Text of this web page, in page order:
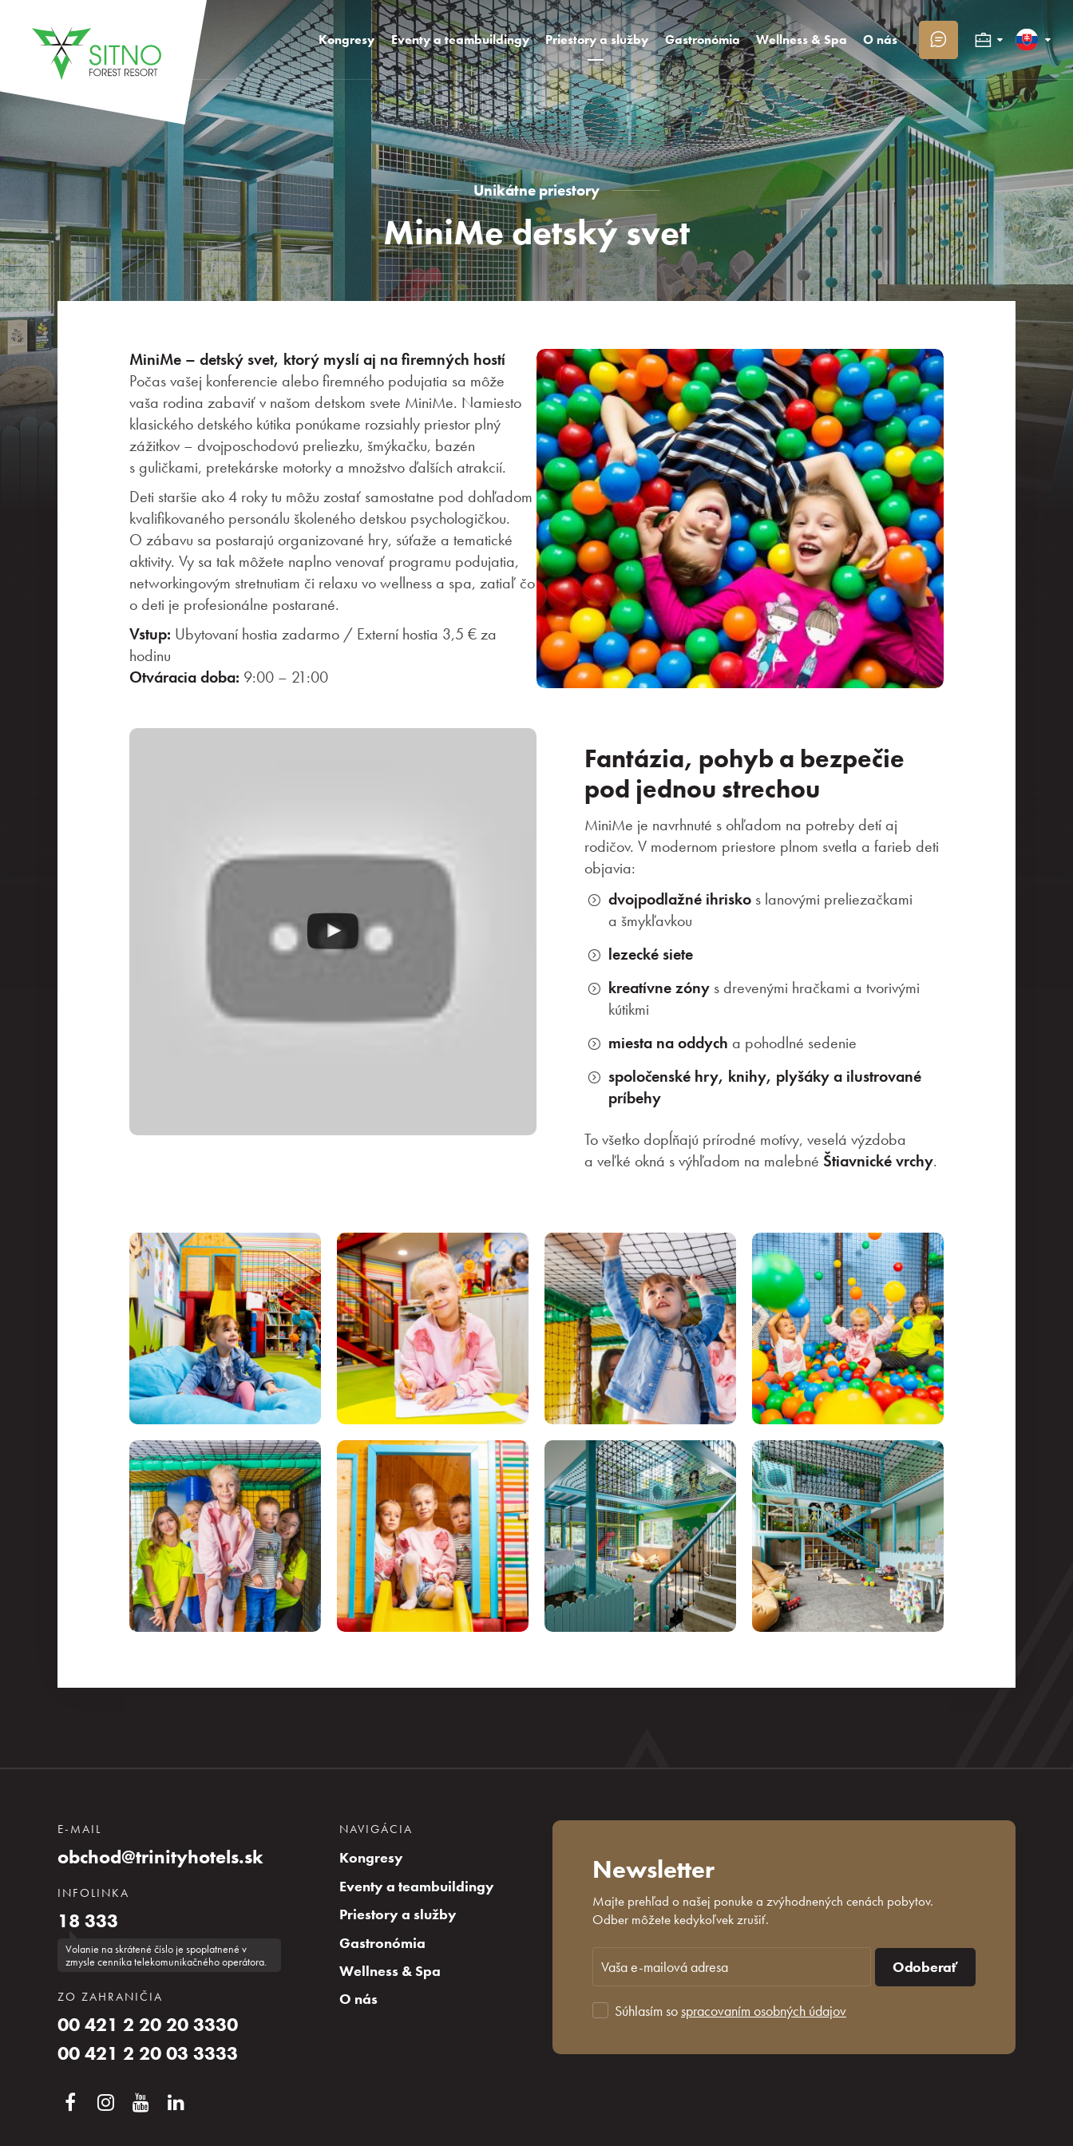
Kongresy Eventy a teambuildingy Priestory a služby
Izby
Vybavenie hotela
Unikátne priestory
Areál hotela
Virtuálna prehliadka
Gastronómia
Á la Carte reštaurácia
Promenade reštaurácia
Wine, Coffee & Tea
Lounge
Bowling night bar
Wellness & Spa
Bazénový a saunový svet
Masáže
O nás
Kontakt
O Trinity
Trinity klub
Kariéra
Fotogaléria
Kongresy a firmy
Rodiny s deťmi
Slovenčina
English
Unikátne priestory
MiniMe detský svet
MiniMe – detský svet, ktorý myslí aj na firemných hostí
Počas vašej konferencie alebo firemného podujatia sa môže
vaša rodina zabaviť v našom detskom svete MiniMe. Namiesto
klasického detského kútika ponúkame rozsiahly priestor plný
zážitkov – dvojposchodovú preliezku, šmýkačku, bazén
s guličkami, pretekárske motorky a množstvo ďalších atrakcií.
Deti staršie ako 4 roky tu môžu zostať samostatne pod dohľadom
kvalifikovaného personálu školeného detskou psychologičkou.
O zábavu sa postarajú organizované hry, súťaže a tematické
aktivity. Vy sa tak môžete naplno venovať programu podujatia,
networkingovým stretnutiam či relaxu vo wellness a spa, zatiaľ čo
o deti je profesionálne postarané.
Vstup: Ubytovaní hostia zadarmo / Externí hostia 3,5 € za
hodinu
Otváracia doba: 9:00 – 21:00
Fantázia, pohyb a bezpečie
pod jednou strechou
MiniMe je navrhnuté s ohľadom na potreby detí aj
rodičov. V modernom priestore plnom svetla a farieb deti
objavia:
dvojpodlažné ihrisko s lanovými preliezačkami
a šmykľavkou
lezecké siete
kreatívne zóny s drevenými hračkami a tvorivými
kútikmi
miesta na oddych a pohodlné sedenie
spoločenské hry, knihy, plyšáky a ilustrované
príbehy
To všetko dopĺňajú prírodné motívy, veselá výzdoba
a veľké okná s výhľadom na malebné Štiavnické vrchy.
E-MAIL
obchod@trinityhotels.sk
INFOLINKA
18 333
Volanie na skrátené číslo je spoplatnené v
zmysle cenníka telekomunikačného operátora.
ZO ZAHRANIČIA
00 421 2 20 20 3330
00 421 2 20 03 3333
NAVIGÁCIA
Kongresy
Eventy a teambuildingy
Priestory a služby
Gastronómia
Wellness & Spa
O nás
Newsletter
Majte prehľad o našej ponuke a zvýhodnených cenách pobytov.
Odber môžete kedykoľvek zrušiť.
Odoberať
Súhlasím sospracovaním osobných údajov